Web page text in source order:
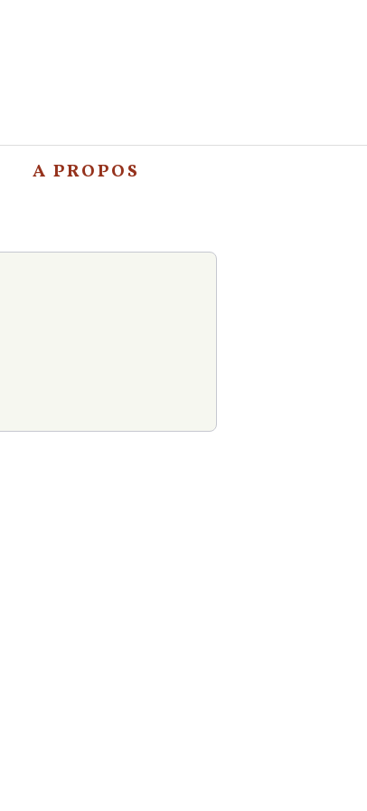
A PROPOS